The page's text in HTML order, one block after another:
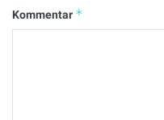
Kommentar *